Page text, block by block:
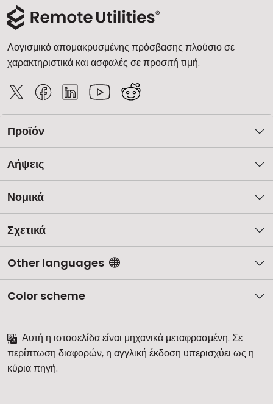
Λογισμικό απομακρυσμένης πρόσβασης πλούσιο σε
χαρακτηριστικά και ασφαλές σε προσιτή τιμή.
Προϊόν
Λήψεις
Νομικά
Σχετικά
Other languages
Color scheme
Αυτή η ιστοσελίδα είναι μηχανικά μεταφρασμένη. Σε
περίπτωση διαφορών, η αγγλική έκδοση υπερισχύει ως η
κύρια πηγή.